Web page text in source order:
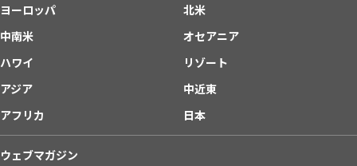
ヨーロッパ
北米
中南米
オセアニア
ハワイ
リゾート
アジア
中近東
アフリカ
日本
ウェブマガジン